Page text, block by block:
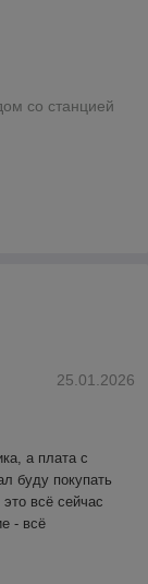
со станцией
25.01.2026
а плата с
буду покупать
всё сейчас
- всё